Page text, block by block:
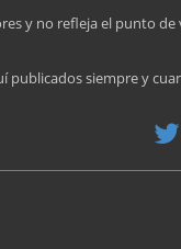
y no refleja el punto
siempre y